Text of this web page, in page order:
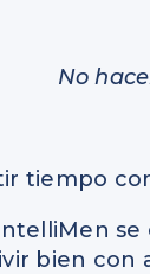
No
tiempo
bien con